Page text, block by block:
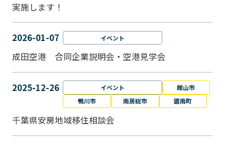
実施します！
2026-01-07 イベント
成田空港 合同企業説明会・空港見学会
2025-12-26 イベント
館山市
鴨川市
南房総市 鋸南町
千葉県安房地域移住相談会